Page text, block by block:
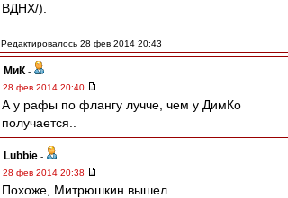
ВДНХ/).
Редактировалось 28 фев 2014 20:43
МиК -
28 фев 2014 20:40
А у рафы по флангу лучче, чем у ДимКо
получается..
Lubbie -
28 фев 2014 20:38
Похоже, Митрюшкин вышел.